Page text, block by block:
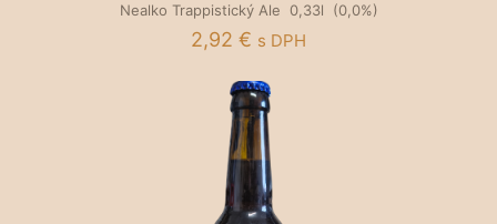
Nealko Trappistický Ale 0,33l (0,0%)
2,92 € s DPH